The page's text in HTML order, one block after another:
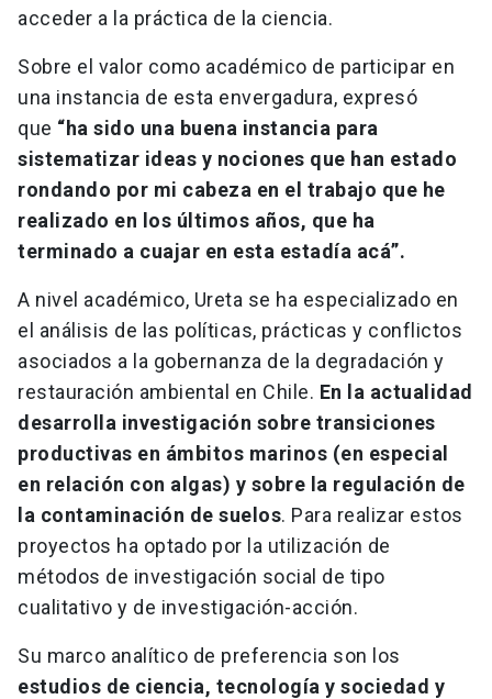
acceder a la práctica de la ciencia.
Sobre el valor como académico de participar en
una instancia de esta envergadura, expresó
que “ha sido una buena instancia para
sistematizar ideas y nociones que han estado
rondando por mi cabeza en el trabajo que he
realizado en los últimos años, que ha
terminado a cuajar en esta estadía acá”.
A nivel académico, Ureta se ha especializado en
el análisis de las políticas, prácticas y conflictos
asociados a la gobernanza de la degradación y
restauración ambiental en Chile. En la actualidad
desarrolla investigación sobre transiciones
productivas en ámbitos marinos (en especial
en relación con algas) y sobre la regulación de
la contaminación de suelos. Para realizar estos
proyectos ha optado por la utilización de
métodos de investigación social de tipo
cualitativo y de investigación-acción.
Su marco analítico de preferencia son los
estudios de ciencia, tecnología y sociedad y